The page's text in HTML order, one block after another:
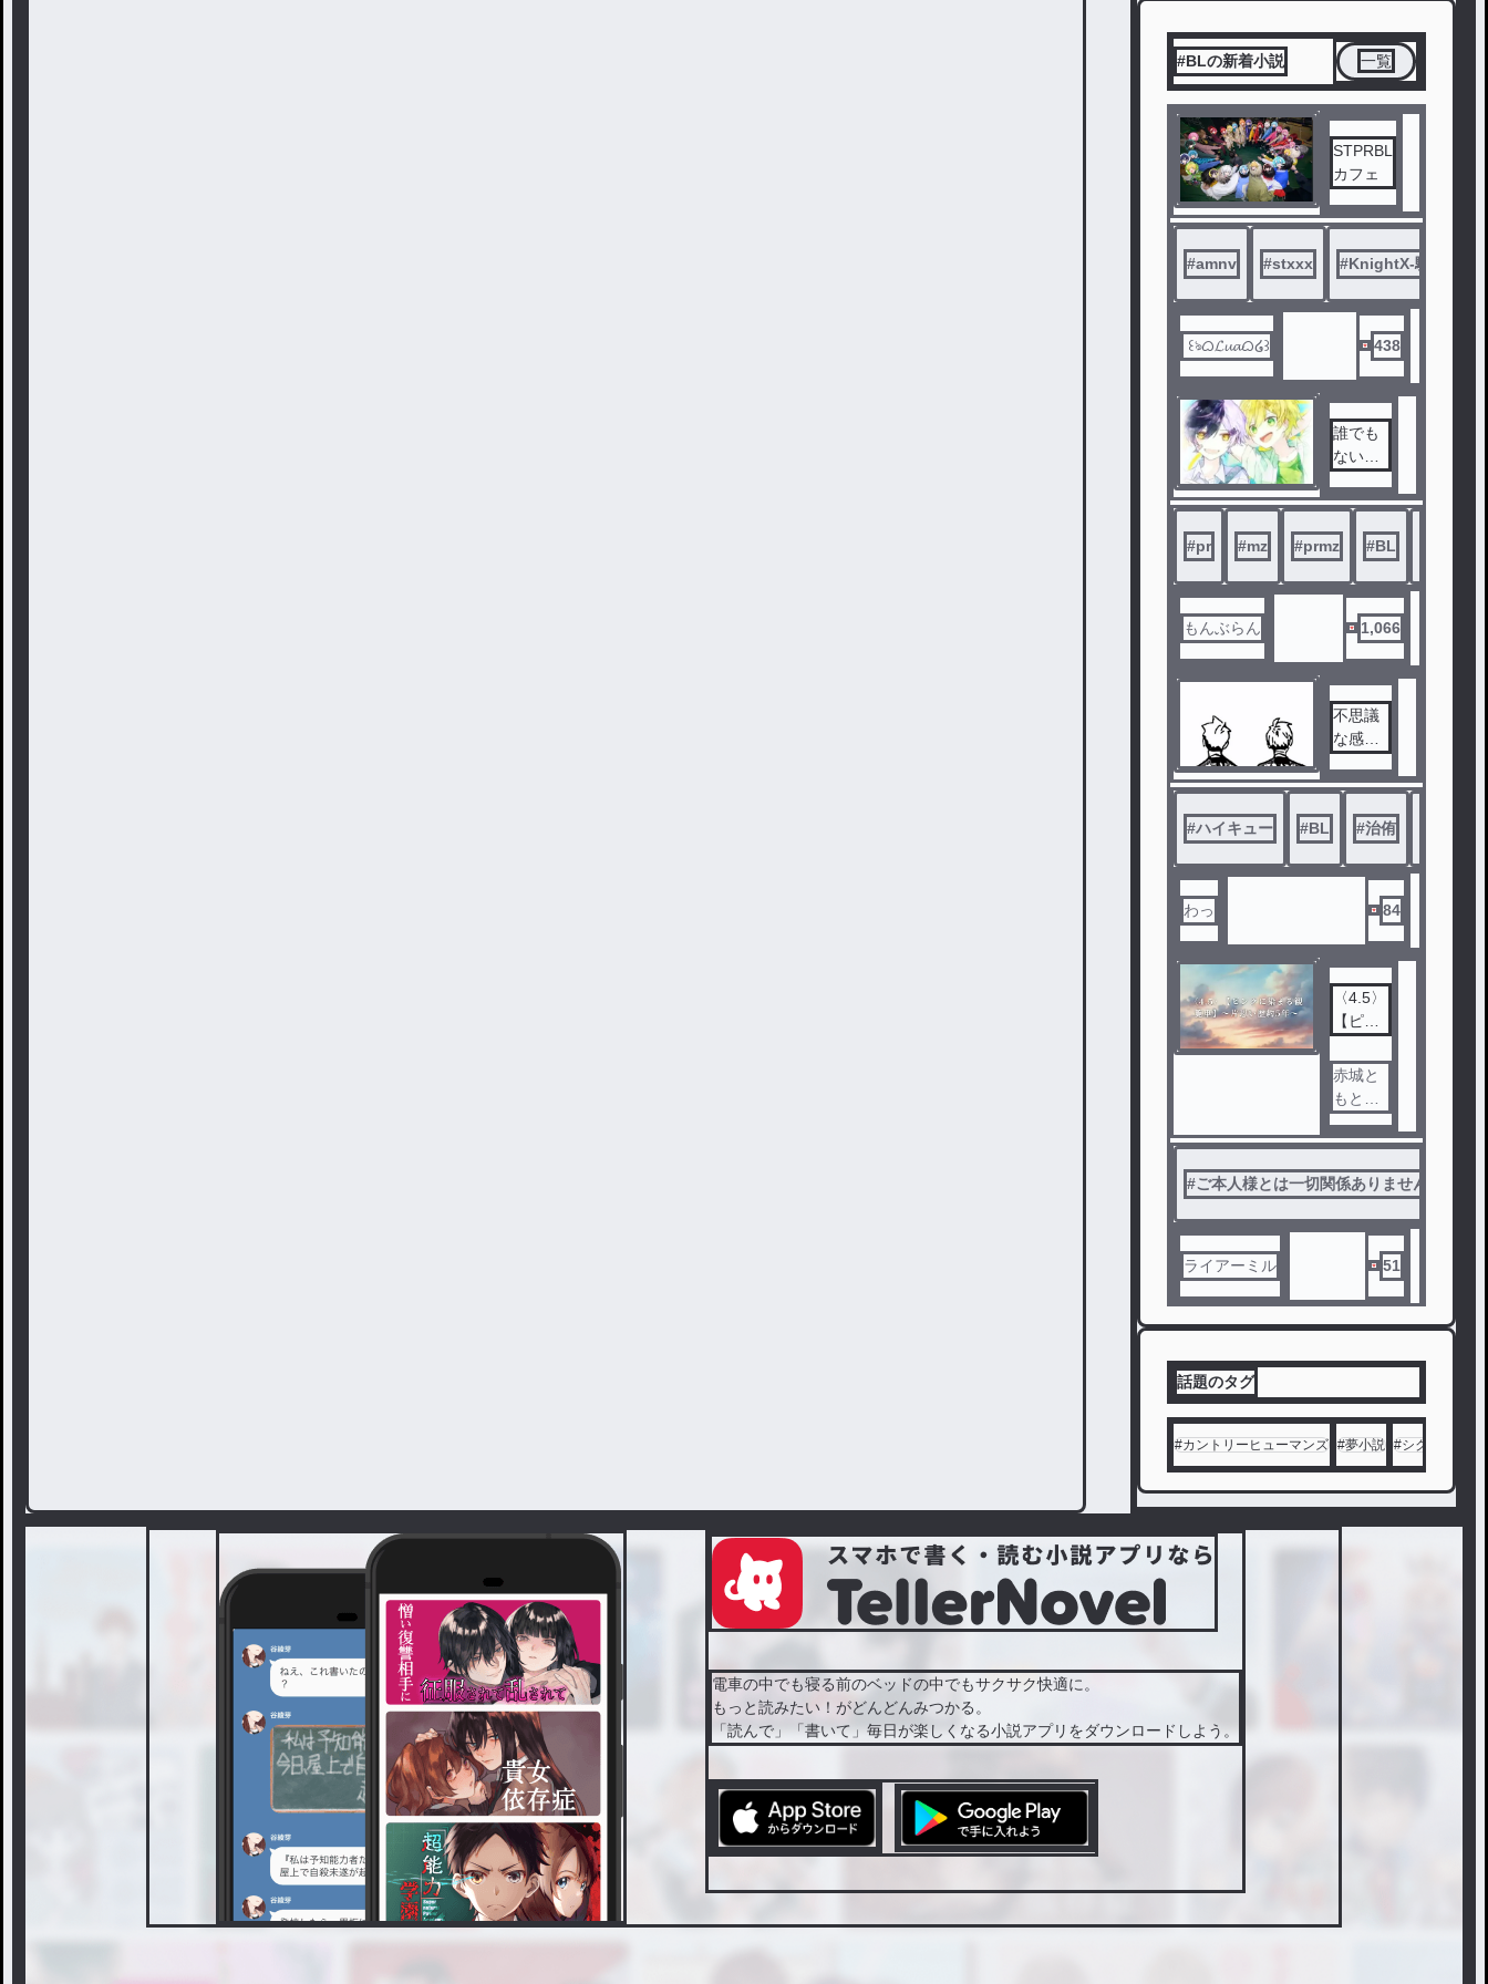
#BLの新着小説 一覧
STPRBL
カフェ
#amnv #stxxx #KnightX-騎士X-
‪ ‪꒰ঌᜊ‎𝓛𝓾𝓪ᜊ‎‪໒꒱ 438
誰でも
ない君
#pr #mz #prmz #BL
もんぶらん 1,066
不思議
な感情
#ハイキュー #BL #治侑
わっ 84
〈4.5〉
【ピン
まる観
覧車】
〜片思
い歴約5
赤城と
もと雲
池珀斗
はお互
いに恋
心を抱
る。し
かし自
クシュ
アリテ
ていた2
人はず
っと想
いを言
えない
#ご本人様とは一切関係ありません
ライアーミル 51
話題のタグ
#カントリーヒューマンズ #夢小説 #シクフォニ
電車の中でも寝る前のベッドの中でもサクサク快適に。
もっと読みたい！がどんどんみつかる。
「読んで」「書いて」毎日が楽しくなる小説アプリをダウンロードしよう。